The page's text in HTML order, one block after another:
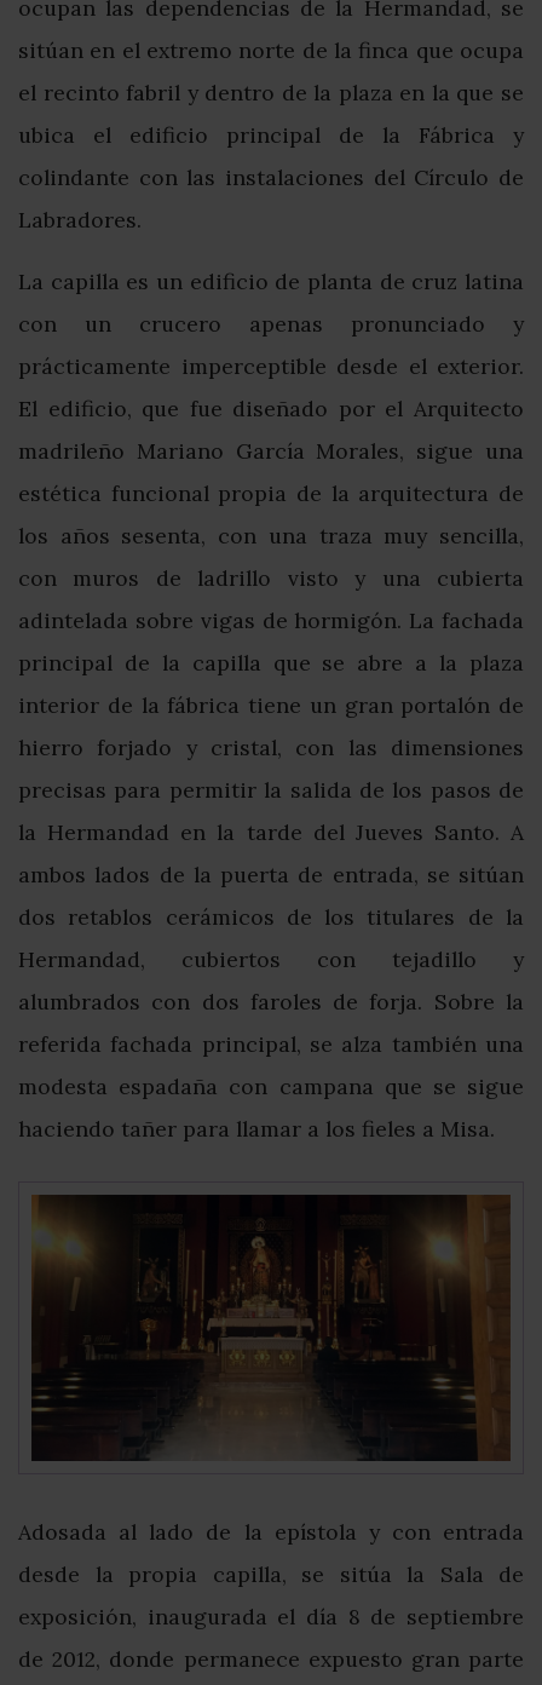
ocupan las dependencias de la Hermandad, se
sitúan en el extremo norte de la finca que ocupa
el recinto fabril y dentro de la plaza en la que se
ubica el edificio principal de la Fábrica y
colindante con las instalaciones del Círculo de
Labradores.
La capilla es un edificio de planta de cruz latina
con un crucero apenas pronunciado y
prácticamente imperceptible desde el exterior.
El edificio, que fue diseñado por el Arquitecto
madrileño Mariano García Morales, sigue una
estética funcional propia de la arquitectura de
los años sesenta, con una traza muy sencilla,
con muros de ladrillo visto y una cubierta
adintelada sobre vigas de hormigón. La fachada
principal de la capilla que se abre a la plaza
interior de la fábrica tiene un gran portalón de
hierro forjado y cristal, con las dimensiones
precisas para permitir la salida de los pasos de
la Hermandad en la tarde del Jueves Santo. A
ambos lados de la puerta de entrada, se sitúan
dos retablos cerámicos de los titulares de la
Hermandad, cubiertos con tejadillo y
alumbrados con dos faroles de forja. Sobre la
referida fachada principal, se alza también una
modesta espadaña con campana que se sigue
haciendo tañer para llamar a los fieles a Misa.
Adosada al lado de la epístola y con entrada
desde la propia capilla, se sitúa la Sala de
exposición, inaugurada el día 8 de septiembre
de 2012, donde permanece expuesto gran parte